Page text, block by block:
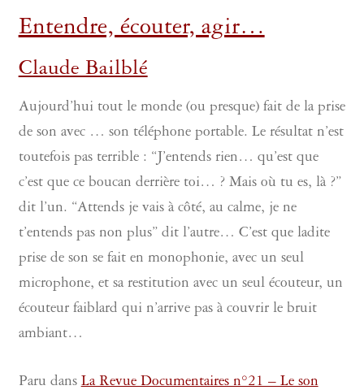
Entendre, écouter, agir…
Claude Bailblé
Aujourd’hui tout le monde (ou presque) fait de la prise
de son avec … son téléphone portable. Le résultat n’est
toutefois pas terrible : “J’entends rien… qu’est que
c’est que ce boucan derrière toi… ? Mais où tu es, là ?”
dit l’un. “Attends je vais à côté, au calme, je ne
t’entends pas non plus” dit l’autre… C’est que ladite
prise de son se fait en monophonie, avec un seul
microphone, et sa restitution avec un seul écouteur, un
écouteur faiblard qui n’arrive pas à couvrir le bruit
ambiant…
Paru dansLa Revue Documentaires n°21 – Le son